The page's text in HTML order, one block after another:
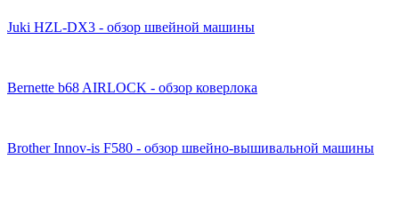
Juki HZL-DX3 - обзор швейной машины
Bernette b68 AIRLOCK - обзор коверлока
Brother Innov-is F580 - обзор швейно-вышивальной машины